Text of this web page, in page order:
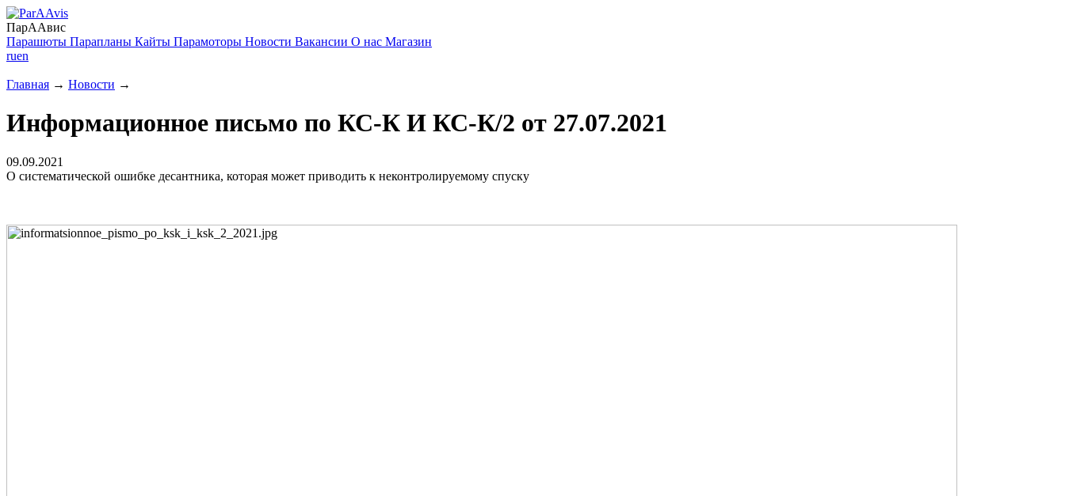
ПарААвис
Парашюты Парапланы Кайты Парамоторы Новости Вакансии О нас Магазин
ruen
Главная → Новости →
Информационное письмо по КС-К И КС-К/2 от 27.07.2021
09.09.2021
О систематической ошибке десантника, которая может приводить к неконтролируемому спуску